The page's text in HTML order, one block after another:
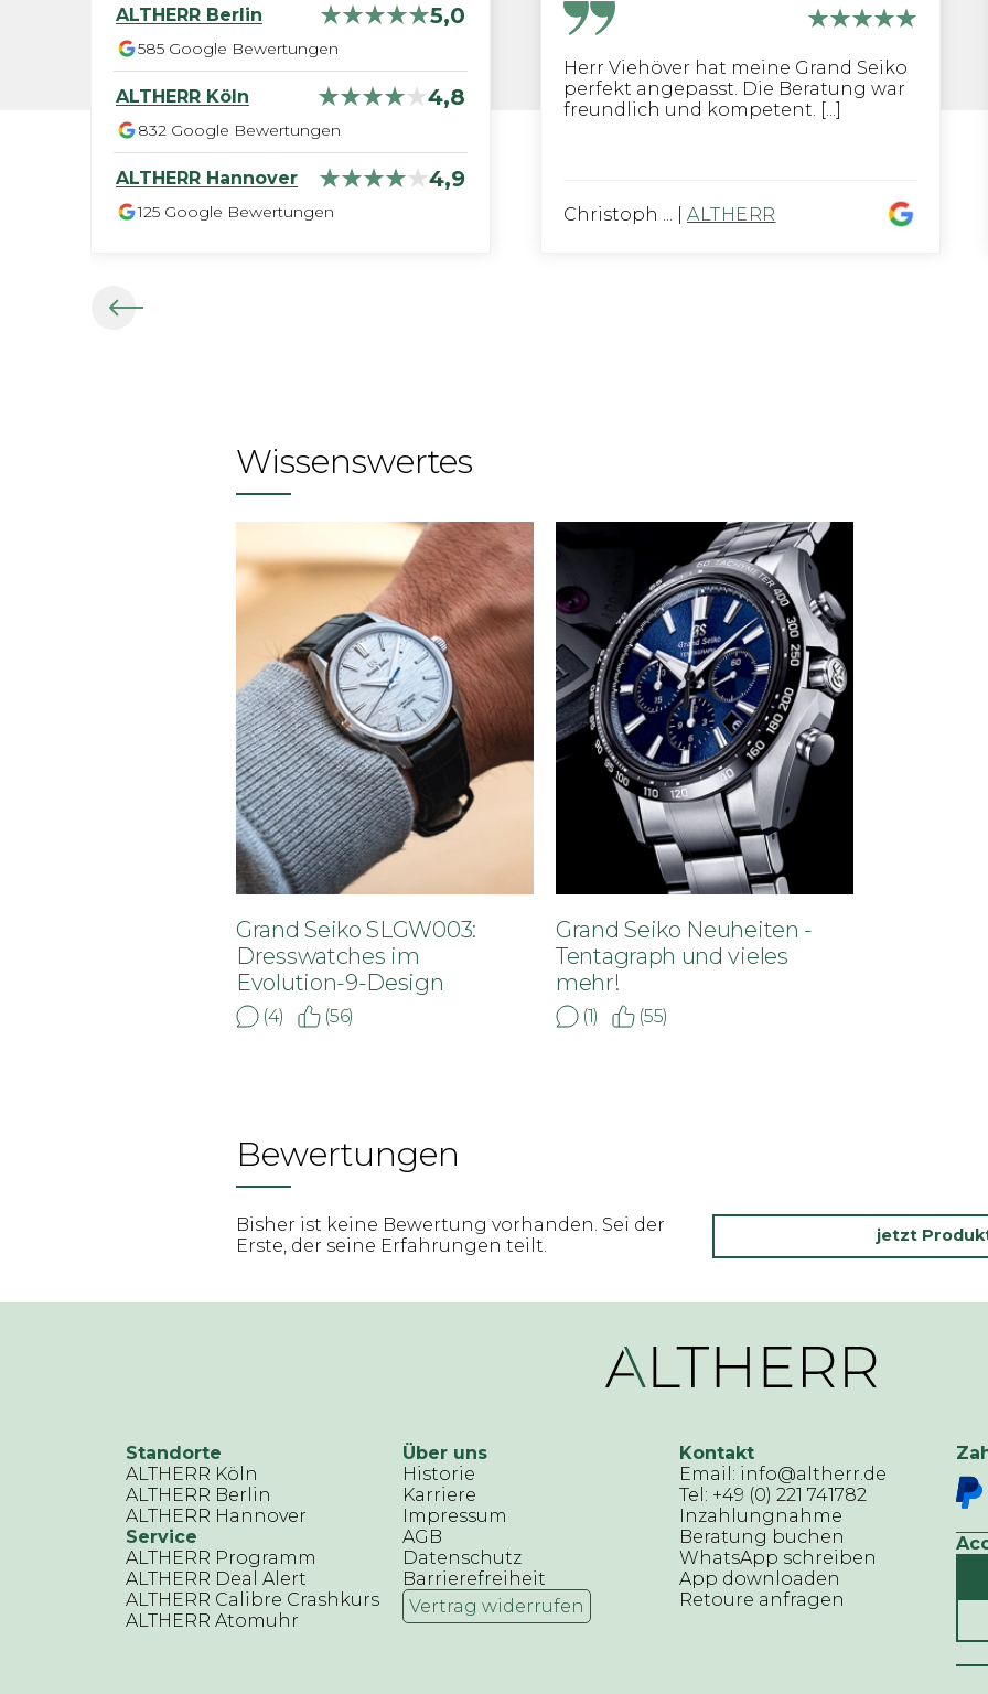
ALTHERR Berlin 5,0
585 Google Bewertungen
ALTHERR Köln 4,8
832 Google Bewertungen
ALTHERR Hannover 4,9
125 Google Bewertungen
Herr Viehöver hat meine Grand Seiko
perfekt angepasst. Die Beratung war
freundlich und kompetent. [...]
Christoph ... ALTHERR
Wissenswertes
Grand Seiko SLGW003:
Dresswatches im
Evolution-9-Design
(4) (56)
Grand Seiko Neuheiten -
Tentagraph und vieles
mehr!
(1) (55)
Bewertungen
Bisher ist keine Bewertung vorhanden. Sei der
Erste, der seine Erfahrungen teilt.
jetzt
Standorte
ALTHERR Köln
ALTHERR Berlin
ALTHERR Hannover
Service
ALTHERR Programm
ALTHERR Deal Alert
ALTHERR Calibre Crashkurs
ALTHERR Atomuhr
Über uns
Historie
Karriere
Impressum
AGB
Datenschutz
Barrierefreiheit
Vertrag widerrufen
Kontakt
Email: info@altherr.de
Tel: +49 (0) 221 741782
Inzahlungnahme
Beratung buchen
WhatsApp schreiben
App downloaden
Retoure anfragen